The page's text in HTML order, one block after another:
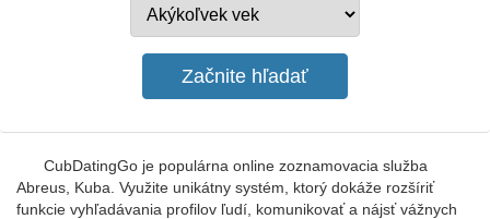
CubDatingGo je populárna online zoznamovacia služba
Abreus, Kuba. Využite unikátny systém, ktorý dokáže rozšíriť
funkcie vyhľadávania profilov ľudí, komunikovať a nájsť vážnych